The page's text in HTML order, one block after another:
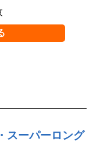
スーパーロング